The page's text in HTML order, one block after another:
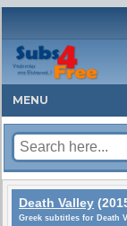
MENU
Death Valley
Greek subtitles for Death